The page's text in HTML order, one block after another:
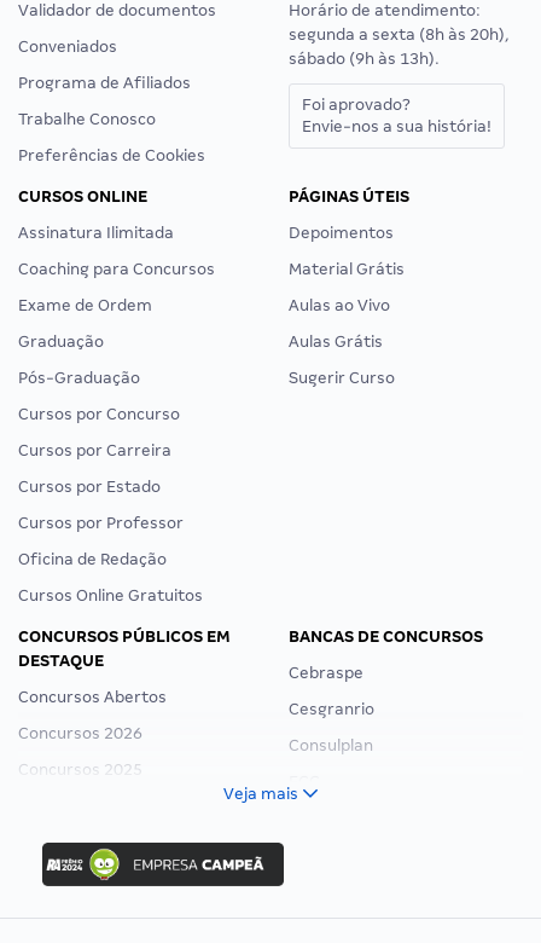
Validador de documentos
Conveniados
Programa de Afiliados
Trabalhe Conosco
Preferências de Cookies
Horário de atendimento:
segunda a sexta (8h às 20h),
sábado (9h às 13h).
Foi aprovado?
Envie-nos a sua história!
CURSOS ONLINE
Assinatura Ilimitada
Coaching para Concursos
Exame de Ordem
Graduação
Pós-Graduação
Cursos por Concurso
Cursos por Carreira
Cursos por Estado
Cursos por Professor
Oficina de Redação
Cursos Online Gratuitos
PÁGINAS ÚTEIS
Depoimentos
Material Grátis
Aulas ao Vivo
Aulas Grátis
Sugerir Curso
CONCURSOS PÚBLICOS EM
DESTAQUE
Concursos Abertos
Concursos 2026
Concursos 2025
Concurso Ibama
Concurso MPU
Editais publicados
BANCAS DE CONCURSOS
Cebraspe
Cesgranrio
Consulplan
Veja mais